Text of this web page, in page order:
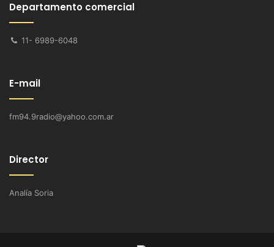
Departamento comercial
11- 6989-6048
E-mail
fm94.9radio@yahoo.com.ar
Director
Analía Soria